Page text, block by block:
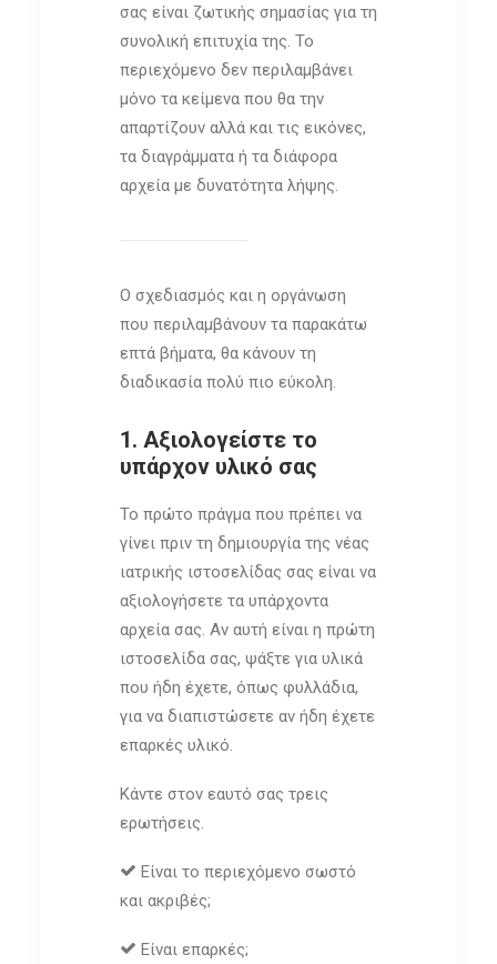
σας είναι ζωτικής σημασίας για τη
συνολική επιτυχία της. Το
περιεχόμενο δεν περιλαμβάνει
μόνο τα κείμενα που θα την
απαρτίζουν αλλά και τις εικόνες,
τα διαγράμματα ή τα διάφορα
αρχεία με δυνατότητα λήψης.
Ο σχεδιασμός και η οργάνωση
που περιλαμβάνουν τα παρακάτω
επτά βήματα, θα κάνουν τη
διαδικασία πολύ πιο εύκολη.
1. Αξιολογείστε το
υπάρχον υλικό σας
Το πρώτο πράγμα που πρέπει να
γίνει πριν τη δημιουργία της νέας
ιατρικής ιστοσελίδας σας είναι να
αξιολογήσετε τα υπάρχοντα
αρχεία σας. Αν αυτή είναι η πρώτη
ιστοσελίδα σας, ψάξτε για υλικά
που ήδη έχετε, όπως φυλλάδια,
για να διαπιστώσετε αν ήδη έχετε
επαρκές υλικό.
Κάντε στον εαυτό σας τρεις
ερωτήσεις.
Είναι το περιεχόμενο σωστό
και ακριβές;
Είναι επαρκές;